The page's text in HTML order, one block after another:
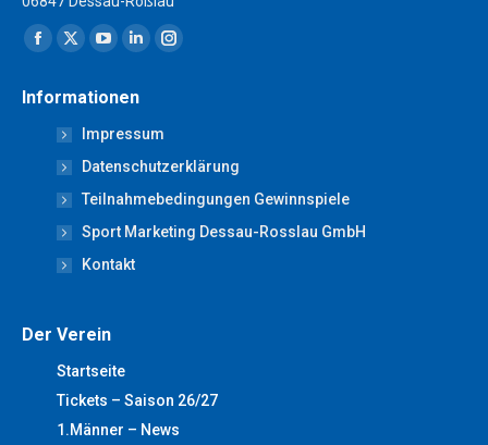
Finden Sie uns auf:
Facebook
opens
new
window
X
opens
in
new
window
YouTube
opens
in
new
window
Linkedin
opens
in
new
window
Instagram
new
window
Informationen
Impressum
Datenschutzerklärung
Teilnahmebedingungen Gewinnspiele
Sport Marketing Dessau-Rosslau GmbH
Kontakt
Der Verein
Startseite
Tickets – Saison 26/27
1.Männer – News